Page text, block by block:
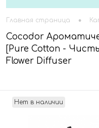
Главная страница •
Cocodor
[Pure Cotton -
Flower Diffuser
Нет в наличии